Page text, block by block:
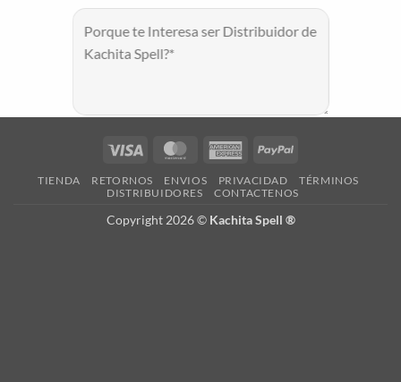
Visa MasterCardAmericanPayPal
TIENDA RETORNOS ENVIOS PRIVACIDAD
TÉRMINOS
DISTRIBUIDORES
CONTACTENOS
Copyright 2026 © Kachita Spell ®